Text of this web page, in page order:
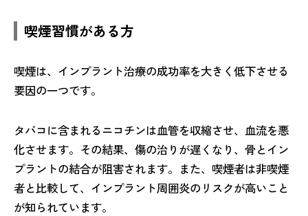
喫煙習慣がある方
喫煙は、インプラント治療の成功率を大きく低下させる
要因の一つです。
タバコに含まれるニコチンは血管を収縮させ、血流を悪
化させます。その結果、傷の治りが遅くなり、骨とイン
プラントの結合が阻害されます。また、喫煙者は非喫煙
者と比較して、インプラント周囲炎のリスクが高いこと
が知られています。